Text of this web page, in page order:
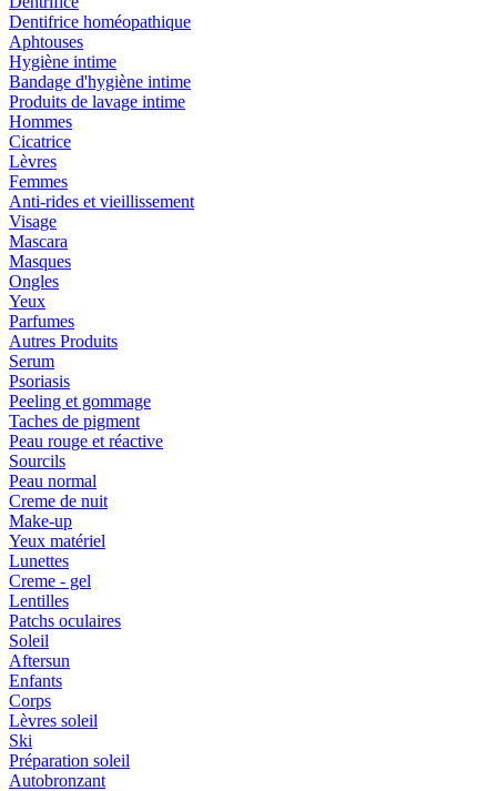
Dentifrice homéopathique
Aphtouses
Hygiène intime
Bandage d'hygiène intime
Produits de lavage intime
Hommes
Cicatrice
Lèvres
Femmes
Anti-rides et vieillissement
Visage
Mascara
Masques
Ongles
Yeux
Parfumes
Autres Produits
Serum
Psoriasis
Peeling et gommage
Taches de pigment
Peau rouge et réactive
Sourcils
Peau normal
Creme de nuit
Make-up
Yeux matériel
Lunettes
Creme - gel
Lentilles
Patchs oculaires
Soleil
Aftersun
Enfants
Corps
Lèvres soleil
Ski
Préparation soleil
Autobronzant